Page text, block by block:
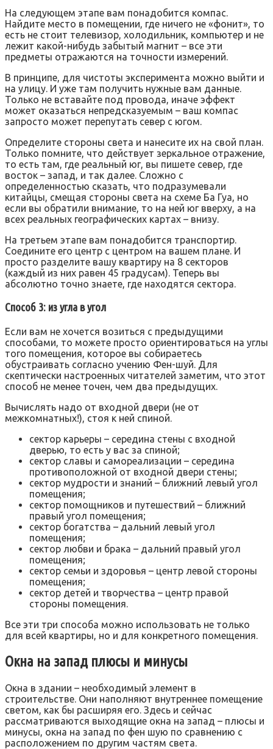
На следующем этапе вам понадобится компас.
Найдите место в помещении, где ничего не «фонит», то
есть не стоит телевизор, холодильник, компьютер и не
лежит какой-нибудь забытый магнит – все эти
предметы отражаются на точности измерений.
В принципе, для чистоты эксперимента можно выйти и
на улицу. И уже там получить нужные вам данные.
Только не вставайте под провода, иначе эффект
может оказаться непредсказуемым – ваш компас
запросто может перепутать север с югом.
Определите стороны света и нанесите их на свой план.
Только помните, что действует зеркальное отражение,
то есть там, где реальный юг, вы пишете север, где
восток – запад, и так далее. Сложно с
определенностью сказать, что подразумевали
китайцы, смещая стороны света на схеме Ба Гуа, но
если вы обратили внимание, то на ней юг вверху, а на
всех реальных географических картах – внизу.
На третьем этапе вам понадобится транспортир.
Соедините его центр с центром на вашем плане. И
просто разделите вашу квартиру на 8 секторов
(каждый из них равен 45 градусам). Теперь вы
абсолютно точно знаете, где находятся сектора.
Способ 3: из угла в угол
Если вам не хочется возиться с предыдущими
способами, то можете просто ориентироваться на углы
того помещения, которое вы собираетесь
обустраивать согласно учению Фен-шуй. Для
скептически настроенных читателей заметим, что этот
способ не менее точен, чем два предыдущих.
Вычислять надо от входной двери (не от
межкомнатных!), стоя к ней спиной.
сектор карьеры – середина стены с входной
дверью, то есть у вас за спиной;
сектор славы и самореализации – середина
противоположной от входной двери стены;
сектор мудрости и знаний – ближний левый угол
помещения;
сектор помощников и путешествий – ближний
правый угол помещения;
сектор богатства – дальний левый угол
помещения;
сектор любви и брака – дальний правый угол
помещения;
сектор семьи и здоровья – центр левой стороны
помещения;
сектор детей и творчества – центр правой
стороны помещения.
Все эти три способа можно использовать не только
для всей квартиры, но и для конкретного помещения.
Окна на запад плюсы и минусы
Окна в здании – необходимый элемент в
строительстве. Они наполняют внутреннее помещение
светом, как бы расширяя его. Здесь и сейчас
рассматриваются выходящие окна на запад – плюсы и
минусы, окна на запад по фен шую по сравнению с
расположением по другим частям света.